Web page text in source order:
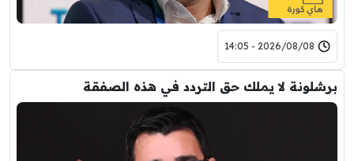
2026/08/08 - 14:05
برشلونة لا يملك حق التردد في هذه الصفقة